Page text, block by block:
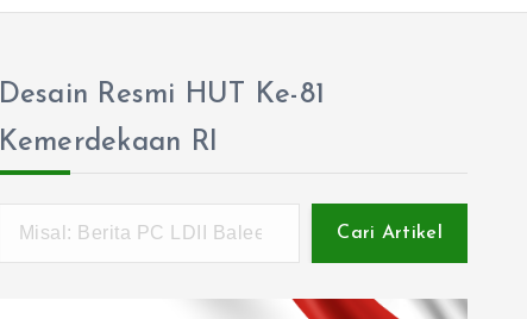
Desain Resmi HUT Ke-81
Kemerdekaan RI
Cari Artikel